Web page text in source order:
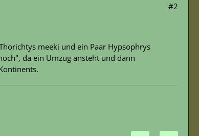
#2
meeki und ein Paar Hypsophrys
da ein Umzug ansteht und dann